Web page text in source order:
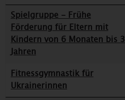
Spielgruppe - Frühe
Förderung für Eltern mit
Kindern von 6 Monaten bis 3
Jahren
Fitnessgymnastik für
Ukrainerinnen